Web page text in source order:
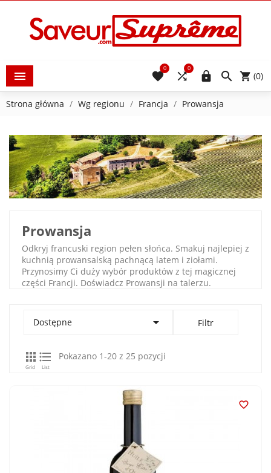
  (0)


0

0
Strona główna Wg regionu Francja Prowansja
Prowansja
Odkryj francuski region pełen słońca. Smakuj najlepiej z
kuchnią prowansalską pachnącą latem i ziołami.
Przynosimy Ci duży wybór produktów z tej magicznej
części Francji. Doświadcz Prowansji na talerzu.
Dostępne  Filtr

Grid

List
Pokazano 1-20 z 25 pozycji
